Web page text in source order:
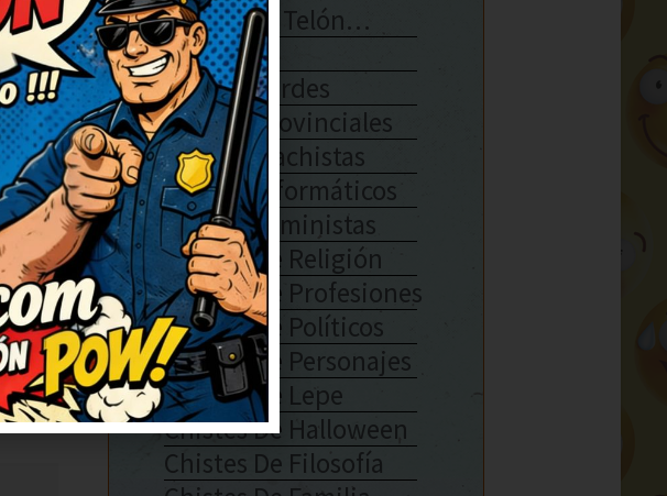
Se Abre El Telón…
Enlaces
Chistes Verdes
Chistes Provinciales
Chistes Machistas
Chistes Informáticos
Chistes Feministas
Chistes De Religión
Chistes De Profesiones
Chistes De Políticos
Chistes De Personajes
Chistes De Lepe
Chistes De Halloween
Chistes De Filosofía